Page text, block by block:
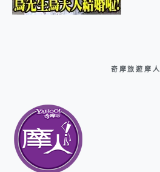
奇摩旅遊摩人